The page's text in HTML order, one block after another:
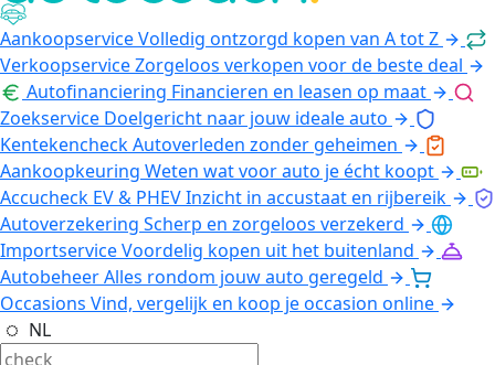
AankoopserviceVolledig ontzorgd kopen van A tot Z
VerkoopserviceZorgeloos verkopen voor de beste deal
Autofinanciering Financieren en leasen op maat
Zoekservice Doelgericht naar jouw ideale auto
KentekencheckAutoverleden zonder geheimen
Aankoopkeuring Weten wat voor auto je écht koopt
Accucheck EV & PHEVInzicht in accustaat en rijbereik
Autoverzekering Scherp en zorgeloos verzekerd
ImportserviceVoordelig kopen uit het buitenland
AutobeheerAlles rondom jouw auto geregeld
Occasions Vind, vergelijk en koop je occasion online
NL